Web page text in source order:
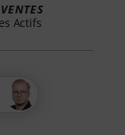
Actifs